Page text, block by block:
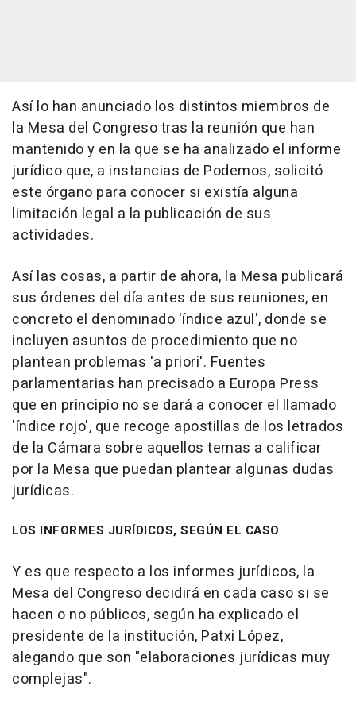
Así lo han anunciado los distintos miembros de
la Mesa del Congreso tras la reunión que han
mantenido y en la que se ha analizado el informe
jurídico que, a instancias de Podemos, solicitó
este órgano para conocer si existía alguna
limitación legal a la publicación de sus
actividades.
Así las cosas, a partir de ahora, la Mesa publicará
sus órdenes del día antes de sus reuniones, en
concreto el denominado 'índice azul', donde se
incluyen asuntos de procedimiento que no
plantean problemas 'a priori'. Fuentes
parlamentarias han precisado a Europa Press
que en principio no se dará a conocer el llamado
'índice rojo', que recoge apostillas de los letrados
de la Cámara sobre aquellos temas a calificar
por la Mesa que puedan plantear algunas dudas
jurídicas.
LOS INFORMES JURÍDICOS, SEGÚN EL CASO
Y es que respecto a los informes jurídicos, la
Mesa del Congreso decidirá en cada caso si se
hacen o no públicos, según ha explicado el
presidente de la institución, Patxi López,
alegando que son "elaboraciones jurídicas muy
complejas".